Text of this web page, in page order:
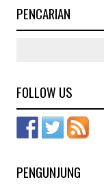
PENCARIAN
FOLLOW US
PENGUNJUNG